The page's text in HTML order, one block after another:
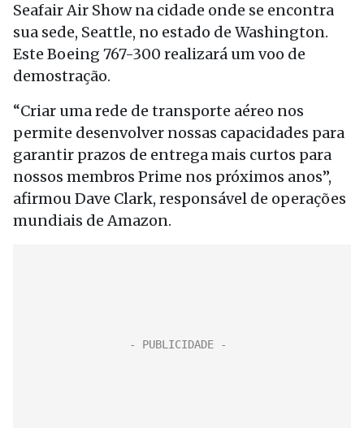
Seafair Air Show na cidade onde se encontra
sua sede, Seattle, no estado de Washington.
Este Boeing 767-300 realizará um voo de
demostração.
“Criar uma rede de transporte aéreo nos
permite desenvolver nossas capacidades para
garantir prazos de entrega mais curtos para
nossos membros Prime nos próximos anos”,
afirmou Dave Clark, responsável de operações
mundiais de Amazon.